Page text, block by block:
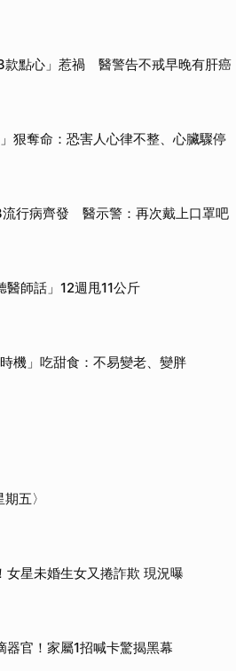
款點心」惹禍 醫警告不戒早晚有肝癌
狠奪命：恐害人心律不整、心臟驟停
行病齊發 醫示警：再次戴上口罩吧
醫師話」12週甩11公斤
機」吃甜食：不易變老、變胖
五〉
女星未婚生女又捲詐欺 現況曝
官！家屬1招喊卡驚揭黑幕